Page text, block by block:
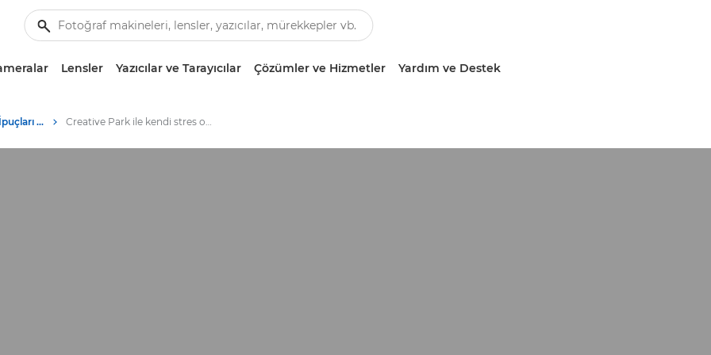
Lensler Yazıcılar ve Tarayıcılar Çözümler ve Hizmetler Yardım ve Destek
Fotoğrafçılık ve Baskı İpuçları ve Teknikleri Creative Park ile kendi stres oyuncaklarınızı yapın